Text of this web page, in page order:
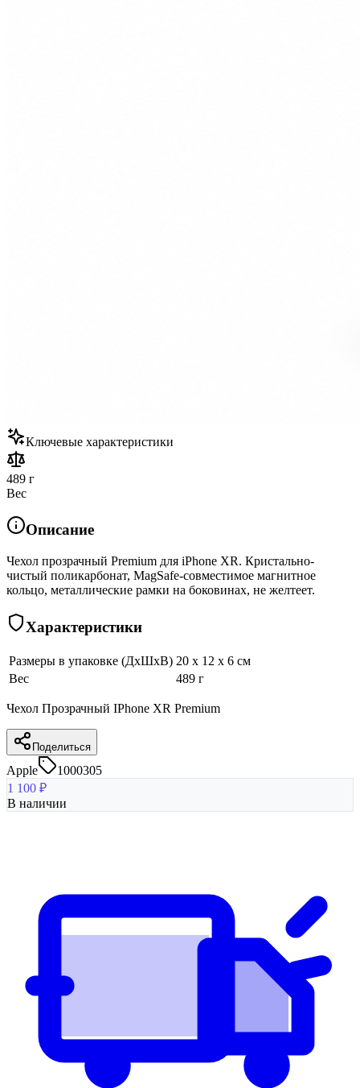
Ключевые характеристики
489 г
Вес
Описание
Чехол прозрачный Premium для iPhone XR. Кристально-
чистый поликарбонат, MagSafe-совместимое магнитное
кольцо, металлические рамки на боковинах, не желтеет.
Характеристики
Размеры в упаковке (ДхШхВ) 20 x 12 x 6 см
Вес
489 г
Чехол Прозрачный IPhone XR Premium
Поделиться
Apple
1000305
1 100 ₽
В наличии